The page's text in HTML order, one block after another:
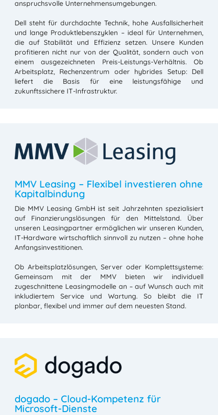
anspruchsvolle Unternehmensumgebungen.
Dell steht für durchdachte Technik, hohe Ausfallsicherheit
und lange Produktlebenszyklen – ideal für Unternehmen,
die auf Stabilität und Effizienz setzen. Unsere Kunden
profitieren nicht nur von der Qualität, sondern auch von
einem ausgezeichneten Preis-Leistungs-Verhältnis. Ob
Arbeitsplatz, Rechenzentrum oder hybrides Setup: Dell
liefert die Basis für eine leistungsfähige und
zukunftssichere IT-Infrastruktur.
MMV Leasing – Flexibel investieren ohne
Kapitalbindung
Die MMV Leasing GmbH ist seit Jahrzehnten spezialisiert
auf Finanzierungslösungen für den Mittelstand. Über
unseren Leasingpartner ermöglichen wir unseren Kunden,
IT-Hardware wirtschaftlich sinnvoll zu nutzen – ohne hohe
Anfangsinvestitionen.
Ob Arbeitsplatzlösungen, Server oder Komplettsysteme:
Gemeinsam mit der MMV bieten wir individuell
zugeschnittene Leasingmodelle an – auf Wunsch auch mit
inkludiertem Service und Wartung. So bleibt die IT
planbar, flexibel und immer auf dem neuesten Stand.
dogado – Cloud-Kompetenz für
Microsoft-Dienste